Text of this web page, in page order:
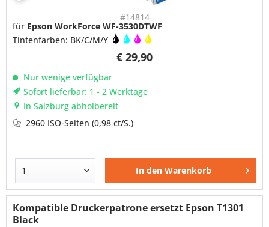
#14814
€ 29,90
für Epson WorkForce WF-3530DTWF
Tintenfarben: BK/C/M/Y
Nur wenige verfügbar
Sofort lieferbar: 1 - 2 Werktage
In Salzburg abholbereit
2960 ISO-Seiten(0,98 ct/S.)
In den Warenkorb
Kompatible Druckerpatrone ersetzt Epson T1301
Black